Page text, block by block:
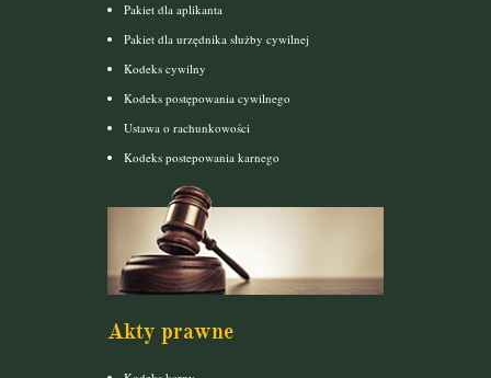
Pakiet dla aplikanta
Pakiet dla urzędnika służby cywilnej
Kodeks cywilny
Kodeks postępowania cywilnego
Ustawa o rachunkowości
Kodeks postepowania karnego
Akty prawne